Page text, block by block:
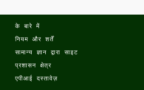
के बारे में
नियम और शर्तें
सामान्य ज्ञान द्वारा साइट
प्रशासन क्षेत्र
एपीआई दस्तावेज़